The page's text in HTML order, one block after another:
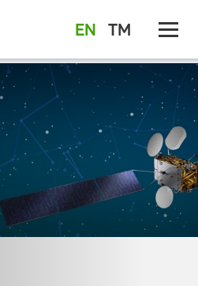
EN TM